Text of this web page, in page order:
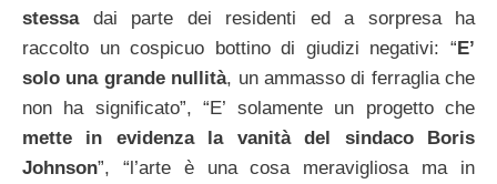
stessadai parte dei residenti ed a sorpresa ha
raccolto un cospicuo bottino di giudizi negativi: “E’
solo una grande nullità, un ammasso di ferraglia che
non ha significato”, “E’ solamente un progetto che
mette in evidenza la vanità del sindaco Boris
Johnson”, “l’arte è una cosa meravigliosa ma in